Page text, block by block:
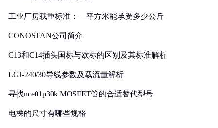
工业厂房载重标准：一平方米能承受多少公斤
CONOSTAN公司简介
C13和C14插头国标与欧标的区别及其标准解析
LGJ-240/30导线参数及载流量解析
寻找nce01p30k MOSFET管的合适替代型号
电梯的尺寸有哪些规格